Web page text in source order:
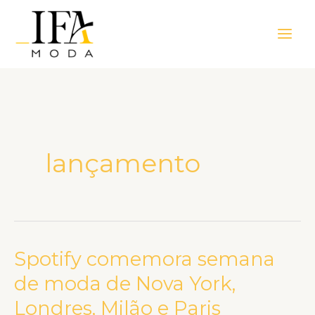
Menu
lançamento
Spotify comemora semana
de moda de Nova York,
Londres, Milão e Paris
Spotify
comemora
semana
de